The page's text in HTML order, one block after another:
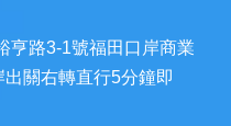
亨路3-1號福田口岸商業
關右轉直行5分鐘即